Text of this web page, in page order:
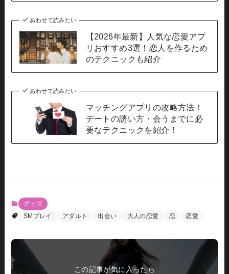
あわせて読みたい
【2026年最新】人気な恋愛アプ
リおすすめ3選！恋人を作るため
のテクニックも紹介
あわせて読みたい
マッチングアプリの攻略方法！
デートの誘い方・会うまでに必
要なテクニックを紹介！
グッズ
SMプレイ
アダルト 出会い 大人の恋愛 恋 恋愛
この記事が気に入ったら